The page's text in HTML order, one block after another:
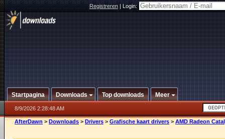
Registreren|Login:
Startpagina Downloads Top downloads Meer
8/9/2026 2:28:48 AM
AfterDawn > Downloads > Drivers > Grafische kaart drivers > AMD Radeon